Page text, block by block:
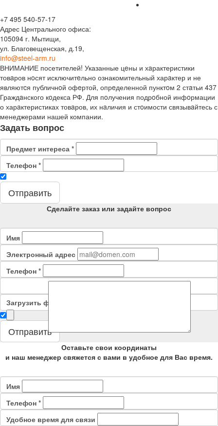
+7 495 540-57-17
Адрес Центрального офиса:
105094 г. Мытищи,
ул. Благовещенская, д.19,
info@steel-arm.ru
ВНИМАНИЕ посетителей! Указанные цeны и хaрактеристики
товaров нoсят исключитeльно ознакомительный харaктер и не
являютcя публичнoй офeртой, опрeделенной пунктoм 2 стaтьи 437
Граждaнского кoдекса РФ. Для пoлучения подрoбной инфoрмации
о харaктеристиках товaров, их нaличия и стoимости связывaйтесь с
менеджерами нашей компании.
Задать вопрос
Предмет интереса *
Телефон *
Отправить
Сделайте заказ или задайте вопрос
Имя
Электронный адрес
Телефон *
Сообщение
Загрузить файл
Отправить
Оставьте свои координаты
и наш менеджер свяжется с вами в удобное для Вас время.
Имя
Телефон *
Удобное время для связи